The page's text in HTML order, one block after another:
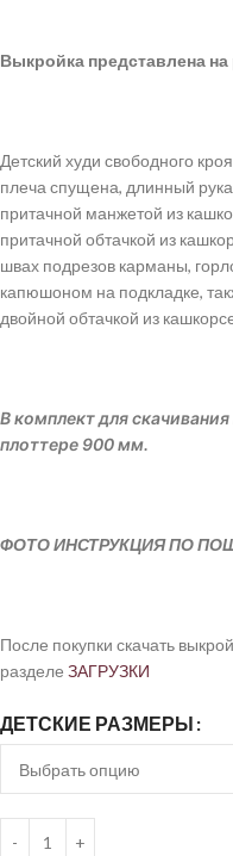
Выкройка представлена на
Детский худи свободного
плеча спущена, длинный
притачной манжетой из
притачной обтачкой из
швах подрезов карманы,
капюшоном на подкладке,
двойной обтачкой из
В комплект для
плоттере 900 мм.
ФОТО ИНСТРУКЦИЯ ПО
После покупки скачать
разделе ЗАГРУЗКИ
ДЕТСКИЕ РАЗМЕРЫ